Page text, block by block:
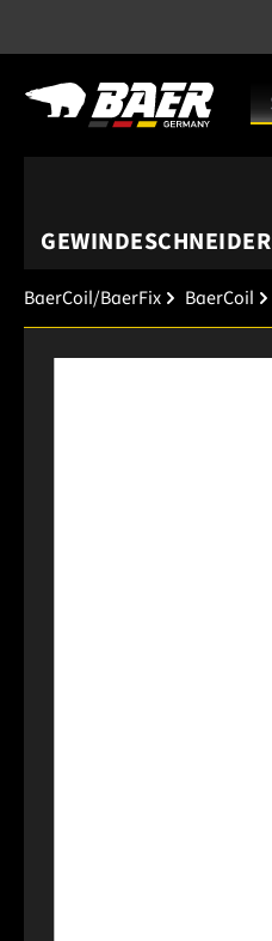
GEWINDESCHNEIDER
BaerCoil/BaerFix BaerCoil